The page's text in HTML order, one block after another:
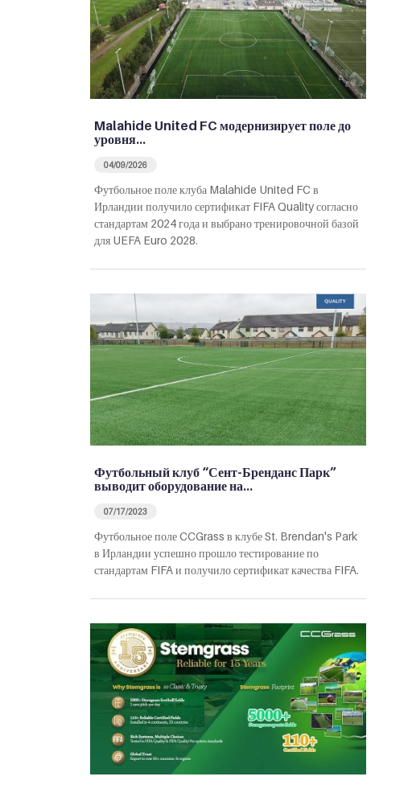
Malahide United FC модернизирует поле до
уровня…
04/09/2026
Футбольное поле клуба Malahide United FC в
Ирландии получило сертификат FIFA Quality согласно
стандартам 2024 года и выбрано тренировочной базой
для UEFA Euro 2028.
Футбольный клуб “Сент-Бренданс Парк”
выводит оборудование на…
07/17/2023
Футбольное поле CCGrass в клубе St. Brendan's Park
в Ирландии успешно прошло тестирование по
стандартам FIFA и получило сертификат качества FIFA.